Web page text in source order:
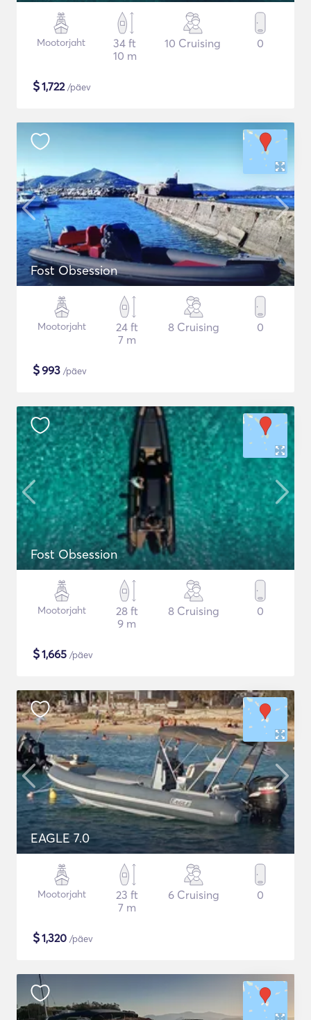
Mootorjaht
34 ft
10 m
10 Cruising 0
$1,722/päev
Fost Obsession
Mootorjaht
24 ft
7 m
8 Cruising 0
$993 /päev
Fost Obsession
Mootorjaht
28 ft
9 m
8 Cruising 0
$1,665 /päev
EAGLE 7.0
Mootorjaht
23 ft
7 m
6 Cruising 0
$1,320 /päev